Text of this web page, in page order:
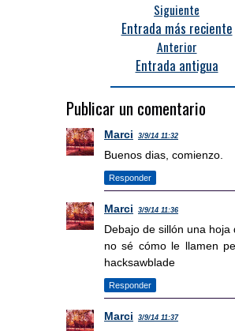
Siguiente
Entrada más reciente
Anterior
Entrada antigua
Publicar un comentario
Marci 3/9/14 11:32
Buenos dias, comienzo.
Responder
Marci 3/9/14 11:36
Debajo de sillón una hoja
no sé cómo le llamen
hacksawblade
Responder
Marci 3/9/14 11:37